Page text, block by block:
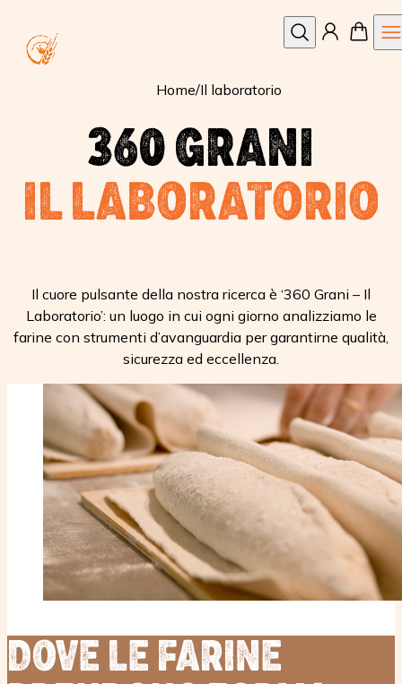
Cerca
Home/Il laboratorio
360 GRANI
IL LABORATORIO
Il cuore pulsante della nostra ricerca è ‘360 Grani – Il
Laboratorio’: un luogo in cui ogni giorno analizziamo le
farine con strumenti d’avanguardia per garantirne qualità,
sicurezza ed eccellenza.
DOVE LE FARINE